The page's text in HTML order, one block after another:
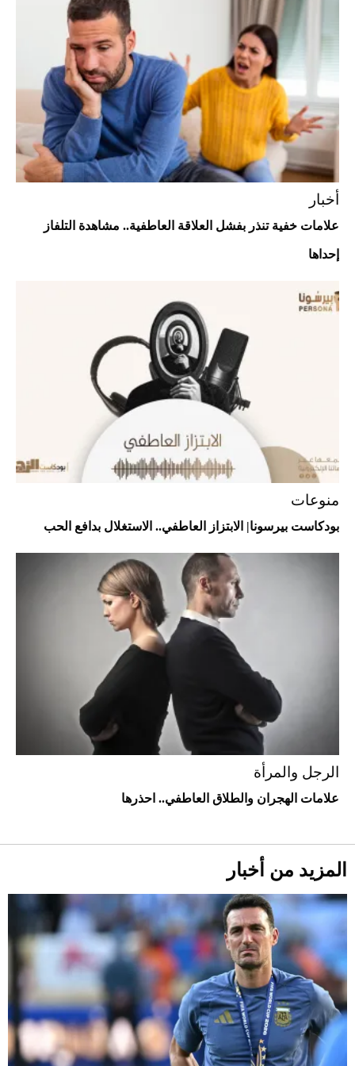
أغلى 10 عطور في العالم للرجال تمنحك فخامة
استثنائية
Aston Martin Valiant: على هوى الأبطال
أفضل تدريج للشعر الطويل لإطلالة جريئة وعصرية
"بوجاتي ميسترال" الاستثنائية للبيع في
مزاد مونتيري
2026-07-23
أخبار
علامات خفية تنذر بفشل العلاقة العاطفية.. مشاهدة التلفاز
إحداها
منوعات
بودكاست بيرسونا| الابتزاز العاطفي.. الاستغلال بدافع الحب
الرجل والمرأة
علامات الهجران والطلاق العاطفي.. احذرها
المزيد من أخبار